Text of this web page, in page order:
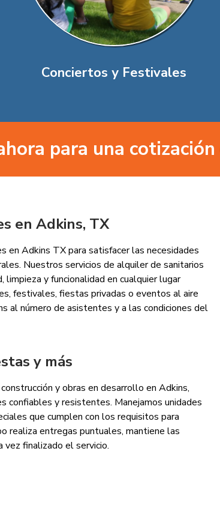
Conciertos y Festivales
para una
en Adkins, TX
en Adkins TX para satisfacer las necesidades
Nuestros servicios de alquiler de sanitarios
y funcionalidad en cualquier lugar
festivales, fiestas privadas o eventos al aire
al número de asistentes y a las condiciones del
y más
y obras en desarrollo en Adkins,
confiables y resistentes. Manejamos unidades
que cumplen con los requisitos para
realiza entregas puntuales, mantiene las
vez finalizado el servicio.